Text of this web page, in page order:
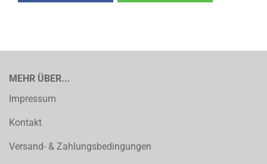
MEHR ÜBER...
Impressum
Kontakt
Versand- & Zahlungsbedingungen